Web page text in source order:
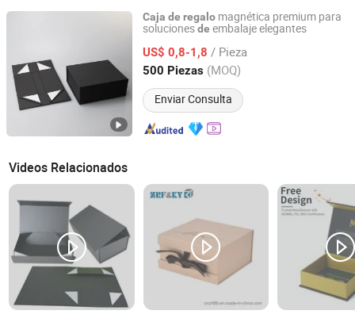
Caja de regalo magnética premium para
solucionesde embalaje elegantes
US$ 0,8-1,8 / Pieza
500 Piezas (MOQ)
Enviar Consulta
Guangzhou Weiye Color Printing Co., Ltd.
Guangdong, China Desde 2015
Videos Relacionados